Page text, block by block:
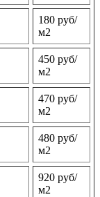
180 руб/
м2
450 руб/
м2
470 руб/
м2
480 руб/
м2
920 руб/
м2